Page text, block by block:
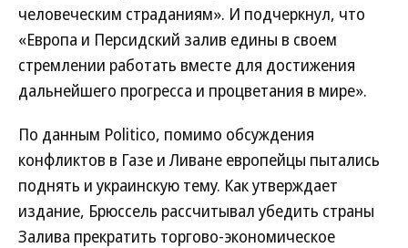
человеческим страданиям». И подчеркнул, что
«Европа и Персидский залив едины в своем
стремлении работать вместе для достижения
дальнейшего прогресса и процветания в мире».
По данным Politico, помимо обсуждения
конфликтов в Газе и Ливане европейцы пытались
поднять и украинскую тему. Как утверждает
издание, Брюссель рассчитывал убедить страны
Залива прекратить торгово-экономическое